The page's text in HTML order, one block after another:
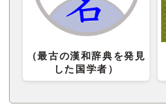
（最古の漢和辞典を発見
した国学者）